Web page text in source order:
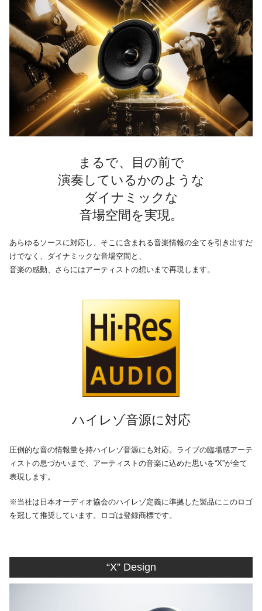
まるで、目の前で
演奏しているかのような
ダイナミックな
音場空間を実現。
あらゆるソースに対応し、そこに含まれる音楽情報の全てを引き出すだ
けでなく、ダイナミックな音場空間と、
音楽の感動、さらにはアーティストの想いまで再現します。
ハイレゾ音源に対応
圧倒的な音の情報量を持ハイレゾ音源にも対応。ライブの臨場感アーテ
ィストの息づかいまで、アーティストの音楽に込めた思いを“X”が全て
表現します。
※当社は日本オーディオ協会のハイレゾ定義に準拠した製品にこのロゴ
を冠して推奨しています。ロゴは登録商標です。
“X” Design